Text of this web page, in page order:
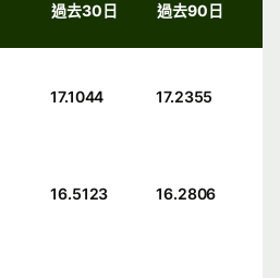
過去30日 過去90日
17.1044 17.2355
16.5123 16.2806